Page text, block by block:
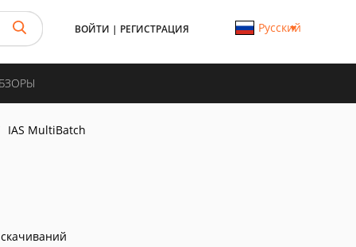
ВОЙТИ | РЕГИСТРАЦИЯ Русский
IAS MultiBatch